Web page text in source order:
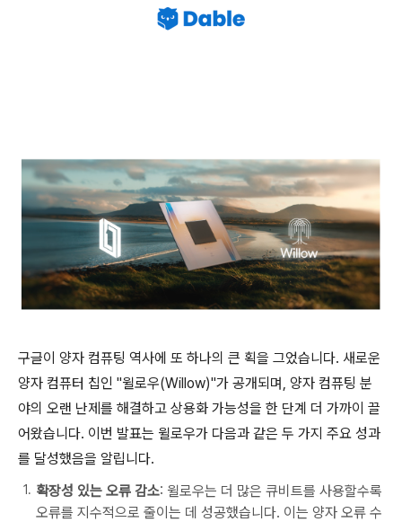
구글이 양자 컴퓨팅 역사에 또 하나의 큰 획을 그었습니다. 새로운
양자 컴퓨터 칩인 "윌로우(Willow)"가 공개되며, 양자 컴퓨팅 분
야의 오랜 난제를 해결하고 상용화 가능성을 한 단계 더 가까이 끌
어왔습니다. 이번 발표는 윌로우가 다음과 같은 두 가지 주요 성과
를 달성했음을 알립니다.
확장성 있는 오류 감소: 윌로우는 더 많은 큐비트를 사용할수록
오류를 지수적으로 줄이는 데 성공했습니다. 이는 양자 오류 수